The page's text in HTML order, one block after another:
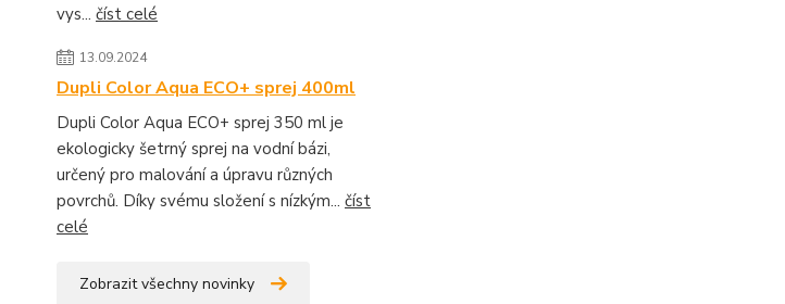
vys... číst celé
13.09.2024
Dupli Color Aqua ECO+ sprej 400ml
Dupli Color Aqua ECO+ sprej 350 ml je
ekologicky šetrný sprej na vodní bázi,
určený pro malování a úpravu různých
povrchů. Díky svému složení s nízkým... číst
celé
Zobrazit všechny novinky